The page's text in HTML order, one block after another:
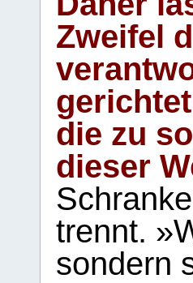
Zweifel
die zu
dieser
trennt.
sondern